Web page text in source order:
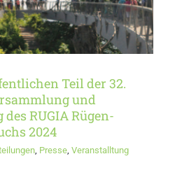
Teil der 32.
und
RUGIA Rügen-
2024
, Presse, Veranstalltung